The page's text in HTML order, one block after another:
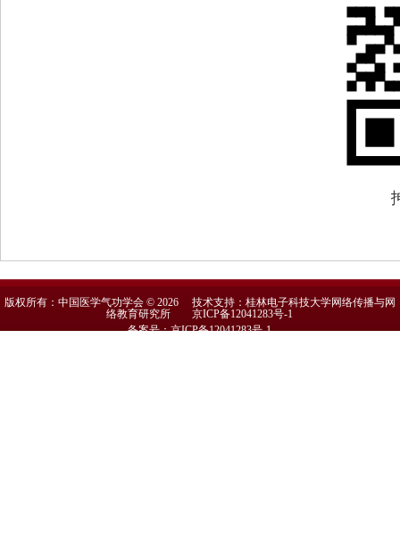
版权所有：中国医学气功学会 © 2026 技术支持：桂林电子科技大学网络传播与网
络教育研究所京ICP备12041283号-1
备案号：京ICP备12041283号-1